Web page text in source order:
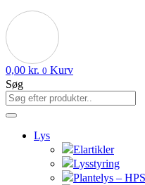
0,00 kr. 0 Kurv
Søg
Lys
Elartikler
Lysstyring
Plantelys –